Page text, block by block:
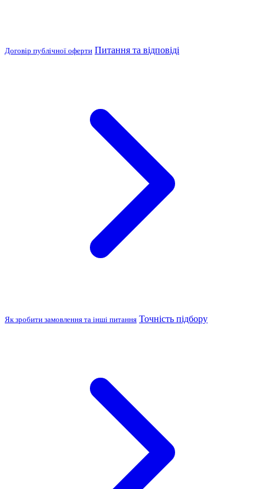
Договір публічної оферти Питання та відповіді
Як зробити замовлення та інші питання Точність підбору